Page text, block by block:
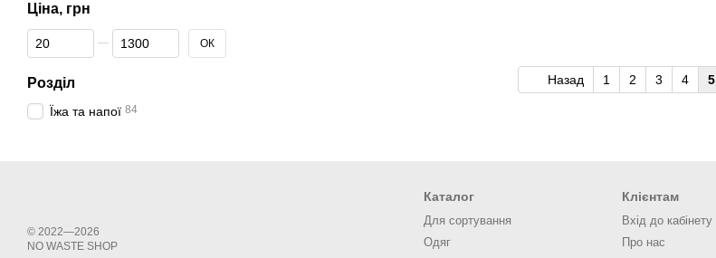
Назад 1 2 3 4 5
Ціна, грн
Від Ціна, грн
До Ціна, грн ОК
Розділ
Їжа та напої 84
© 2022—2026
NО WASTE SHOP
Каталог
Для сортування
Одяг
Клієнтам
Вхід до кабінету
Про нас